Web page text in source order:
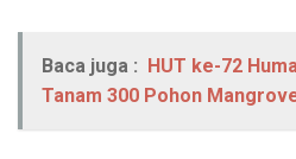
Baca juga : HUT ke-72
Tanam 300 Pohon